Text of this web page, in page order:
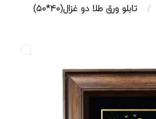
تابلو ورق طلا دو غزال(۴۰*۵۰)